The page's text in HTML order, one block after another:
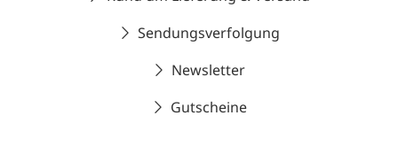
Sendungsverfolgung
Newsletter
Gutscheine